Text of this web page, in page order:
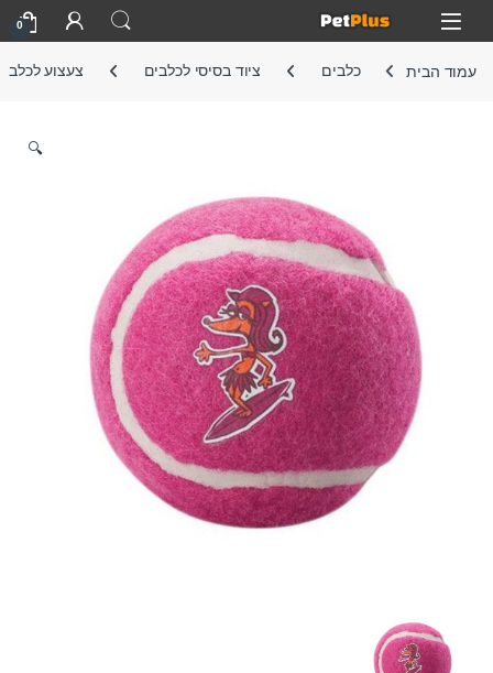
Skip to navigation
Skip to content
Open
0
עמוד הבית כלבים ציוד בסיסי לכלבים צעצוע לכלב
🔍